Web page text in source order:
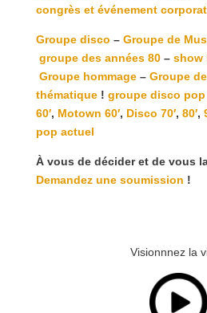
congrès et événement
Groupe disco – Groupe de
groupe des années 80 – show
Groupe hommage – Groupe
thématique ! groupe disco
60′, Motown 60′, Disco 70′, 80′,
pop actuel
À vous de décider et de vous
Demandez une soumission !
Visionnnez la